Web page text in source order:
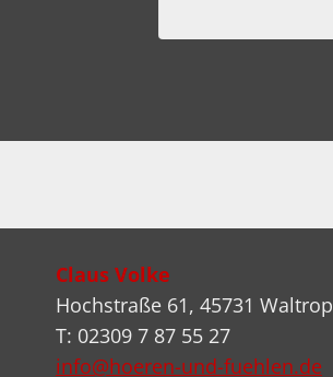
Claus Volke
Hochstraße 61, 45731 Waltrop
T: 02309 7 87 55 27
info@hoeren-und-fuehlen.de